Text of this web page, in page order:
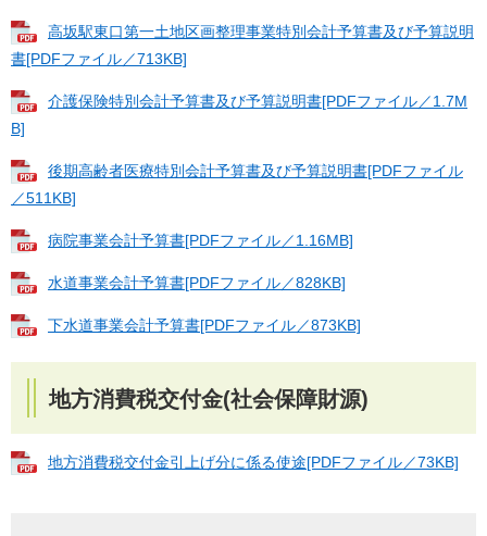
高坂駅東口第一土地区画整理事業特別会計予算書及び予算説明
書[PDFファイル／713KB]
介護保険特別会計予算書及び予算説明書[PDFファイル／1.7M
B]
後期高齢者医療特別会計予算書及び予算説明書[PDFファイル
／511KB]
病院事業会計予算書[PDFファイル／1.16MB]
水道事業会計予算書[PDFファイル／828KB]
下水道事業会計予算書[PDFファイル／873KB]
地方消費税交付金(社会保障財源)
地方消費税交付金引上げ分に係る使途[PDFファイル／73KB]